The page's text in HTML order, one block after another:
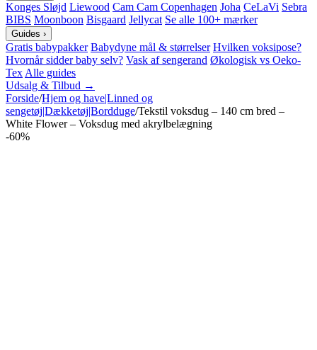
Konges Sløjd Liewood Cam Cam Copenhagen Joha CeLaVi Sebra
BIBS Moonboon Bisgaard Jellycat Se alle 100+ mærker
Guides ›
Gratis babypakker Babydyne mål & størrelser Hvilken voksipose?
Hvornår sidder baby selv? Vask af sengerand Økologisk vs Oeko-
Tex Alle guides
Udsalg & Tilbud →
Forside/Hjem og have|Linned og
sengetøj|Dækketøj|Bordduge/Tekstil voksdug – 140 cm bred –
White Flower – Voksdug med akrylbelægning
-60%